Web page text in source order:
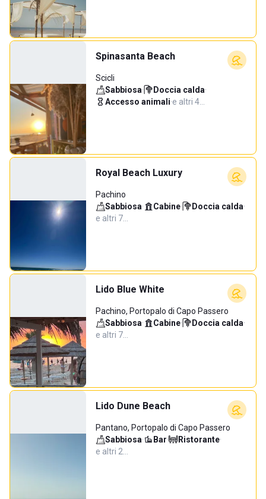
Spinasanta Beach
Scicli
Sabbiosa· Doccia calda·
Accesso animali·e altri 4…
Royal Beach Luxury
Pachino
Sabbiosa· Cabine· Doccia calda·
e altri 7…
Lido Blue White
Pachino, Portopalo di Capo Passero
Sabbiosa· Cabine· Doccia calda·
e altri 7…
Lido Dune Beach
Pantano, Portopalo di Capo Passero
Sabbiosa· Bar· Ristorante·
e altri 2…